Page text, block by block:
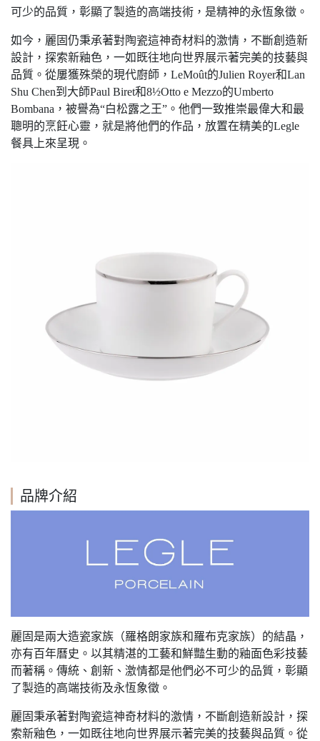
可少的品質，彰顯了製造的高端技術，是精神的永恆象徵。
如今，麗固仍秉承著對陶瓷這神奇材料的激情，不斷創造新
設計，探索新釉色，一如既往地向世界展示著完美的技藝與
品質。從屢獲殊榮的現代廚師，LeMoût的Julien Royer和Lan
Shu Chen到大師Paul Biret和8½Otto e Mezzo的Umberto
Bombana，被譽為“白松露之王”。他們一致推崇最偉大和最
聰明的烹飪心靈，就是將他們的作品，放置在精美的Legle
餐具上來呈現。
品牌介紹
麗固是兩大造瓷家族（羅格朗家族和羅布克家族）的結晶，
亦有百年曆史。以其精湛的工藝和鮮豔生動的釉面色彩技藝
而著稱。傳統、創新、激情都是他們必不可少的品質，彰顯
了製造的高端技術及永恆象徵。
麗固秉承著對陶瓷這神奇材料的激情，不斷創造新設計，探
索新釉色，一如既往地向世界展示著完美的技藝與品質。從